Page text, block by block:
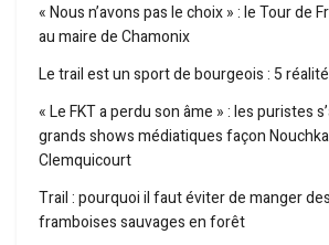
« Nous n’avons pas le choix » : le Tour de
au maire de Chamonix
Le trail est un sport de bourgeois : 5
« Le FKT a perdu son âme » : les puristes
grands shows médiatiques façon
Clemquicourt
Trail : pourquoi il faut éviter de manger
framboises sauvages en forêt